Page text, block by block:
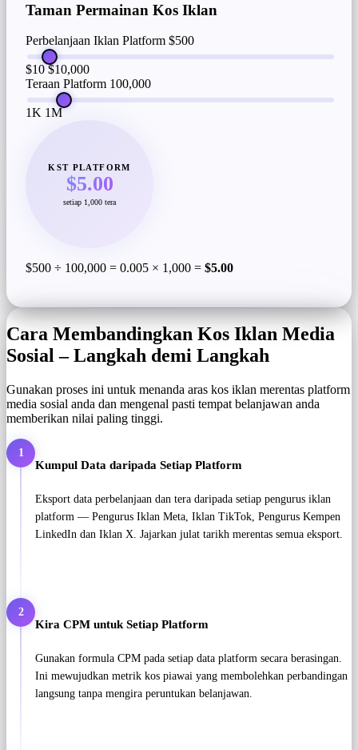
Taman Permainan Kos Iklan
Perbelanjaan Iklan Platform $500
$10 $10,000
Teraan Platform 100,000
1K 1M
KST PLATFORM
$5.00
setiap 1,000 tera
$500 ÷ 100,000 = 0.005 × 1,000 = $5.00
Cara Membandingkan Kos Iklan Media
Sosial – Langkah demi Langkah
Gunakan proses ini untuk menanda aras kos iklan merentas platform
media sosial anda dan mengenal pasti tempat belanjawan anda
memberikan nilai paling tinggi.
1
Kumpul Data daripada Setiap Platform
Eksport data perbelanjaan dan tera daripada setiap pengurus iklan
platform — Pengurus Iklan Meta, Iklan TikTok, Pengurus Kempen
LinkedIn dan Iklan X. Jajarkan julat tarikh merentas semua eksport.
2
Kira CPM untuk Setiap Platform
Gunakan formula CPM pada setiap data platform secara berasingan.
Ini mewujudkan metrik kos piawai yang membolehkan perbandingan
langsung tanpa mengira peruntukan belanjawan.